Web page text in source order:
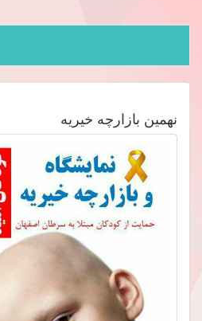
نهمین بازارچه خیریه